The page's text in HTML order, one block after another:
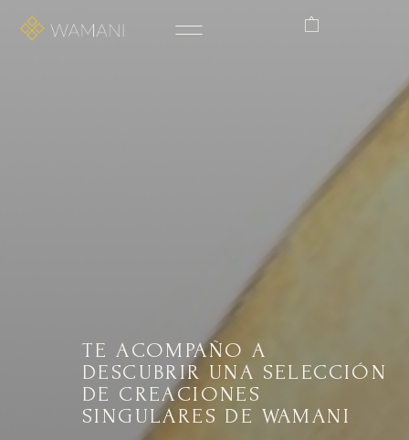
TE ACOMPAÑO A
DESCUBRIR UNA SELECCIÓN
DE CREACIONES
SINGULARES DE WAMANI